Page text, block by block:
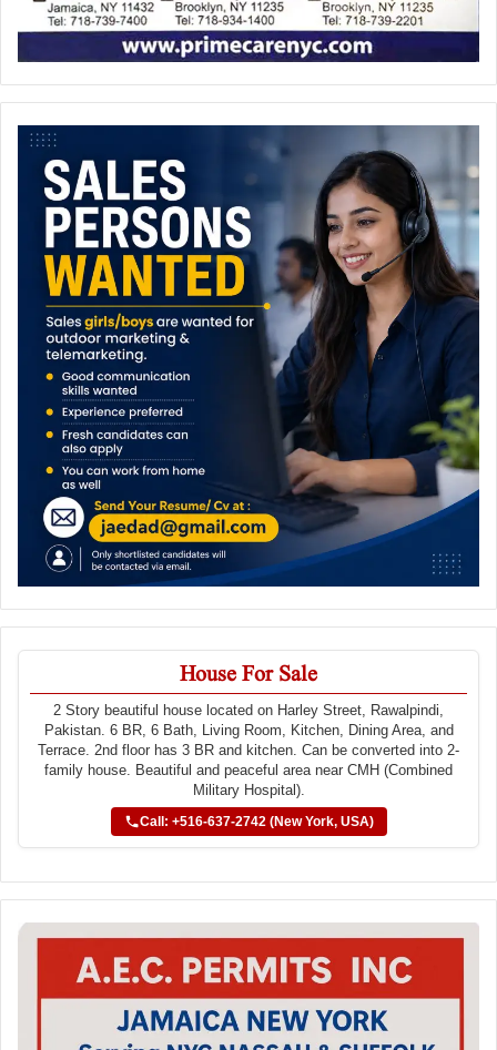
House For Sale
2 Story beautiful house located on Harley Street, Rawalpindi,
Pakistan. 6 BR, 6 Bath, Living Room, Kitchen, Dining Area, and
Terrace. 2nd floor has 3 BR and kitchen. Can be converted into 2-
family house. Beautiful and peaceful area near CMH (Combined
Military Hospital).
Call: +516-637-2742 (New York, USA)